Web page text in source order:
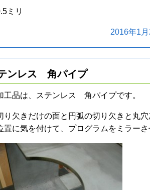
ミリ
2016年1
ンレス 角パイプ
工品は、ステンレス 角パイプです。
り欠きだけの面と円弧の切り欠きと丸
置に気を付けて、プログラムをミラー